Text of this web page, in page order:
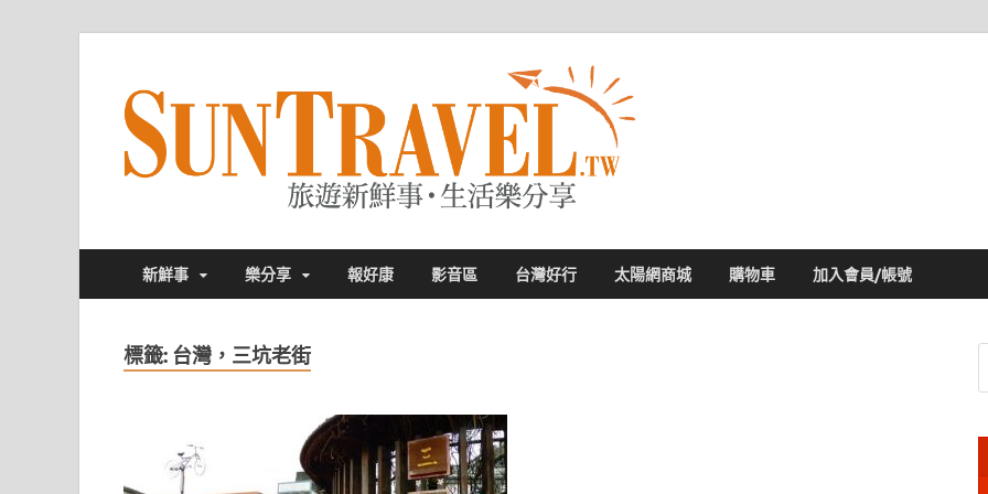
新鮮事 樂分享 報好康 影音區 台灣好行 太陽網商城 購物車 加入會員/帳號
標籤: 台灣，三坑老街